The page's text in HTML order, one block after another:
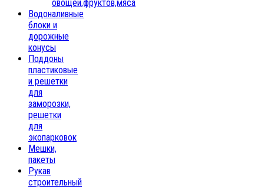
овощей,фруктов,мяса
Водоналивные
блоки и
дорожные
конусы
Поддоны
пластиковые
и решетки
для
заморозки,
решетки
для
экопарковок
Мешки,
пакеты
Рукав
строительный